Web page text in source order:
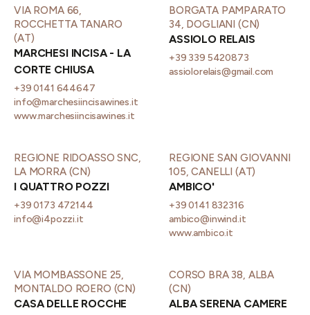
VIA ROMA 66,
ROCCHETTA TANARO
(AT)
MARCHESI INCISA - LA
CORTE CHIUSA
+39 0141 644647
info@marchesiincisawines.it
www.marchesiincisawines.it
BORGATA PAMPARATO
34, DOGLIANI (CN)
ASSIOLO RELAIS
+39 339 5420873
assiolorelais@gmail.com
REGIONE RIDOASSO SNC,
LA MORRA (CN)
I QUATTRO POZZI
+39 0173 472144
info@i4pozzi.it
REGIONE SAN GIOVANNI
105, CANELLI (AT)
AMBICO'
+39 0141 832316
ambico@inwind.it
www.ambico.it
VIA MOMBASSONE 25,
MONTALDO ROERO (CN)
CASA DELLE ROCCHE
CORSO BRA 38, ALBA
(CN)
ALBA SERENA CAMERE